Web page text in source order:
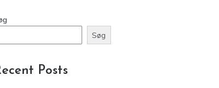
Søg
Posts